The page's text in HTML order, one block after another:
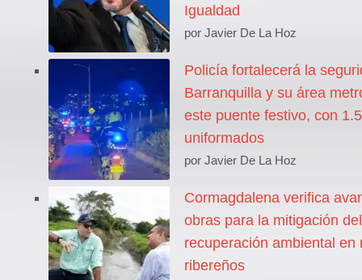
Igualdad
por Javier De La Hoz
Policía fortalecerá la
Barranquilla y su área
este puente festivo, con
uniformados
por Javier De La Hoz
Cormagdalena verifica
obras para la mitigación
recuperación ambiental en
ribereños